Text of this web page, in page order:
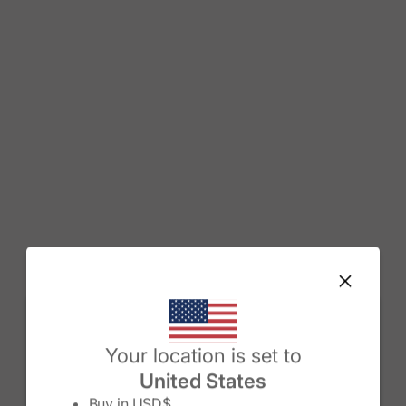
Your location is set to
United States
Change country/region